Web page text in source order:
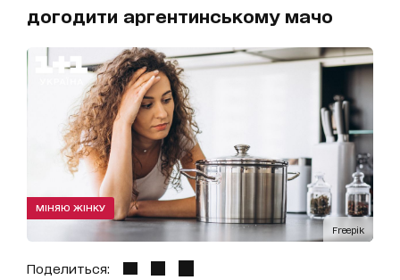
догодити аргентинському мачо
Freepik
МІНЯЮ ЖІНКУ
Поделиться: